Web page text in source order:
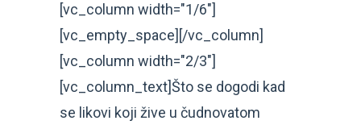
[vc_column width="1/6"]
[vc_empty_space][/vc_column]
[vc_column width="2/3"]
[vc_column_text]Što se dogodi kad
se likovi koji žive u čudnovatom